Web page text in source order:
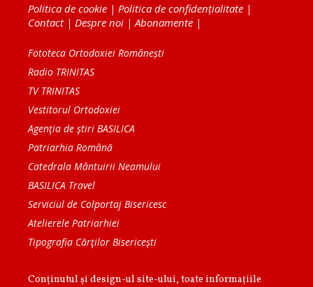
Politica de cookie | Politica de confidențialitate |
Contact| Despre noi | Abonamente |
Fototeca Ortodoxiei Românești
Radio TRINITAS
TV TRINITAS
Vestitorul Ortodoxiei
Agenţia de ştiri BASILICA
Patriarhia Română
Catedrala Mântuirii Neamului
BASILICA Travel
Serviciul de Colportaj Bisericesc
Atelierele Patriarhiei
Tipografia Cărţilor Bisericeşti
Conținutul și design-ul site-ului, toate informaţiile